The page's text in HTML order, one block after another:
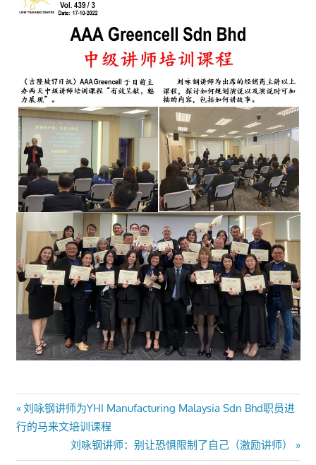
文
章
Previous
Post:
刘咏钢讲师为YHI Manufacturing Malaysia Sdn Bhd职员进
行的马来文培训课程
Next
刘咏钢讲师：别让恐惧限制了自己（激励讲师）